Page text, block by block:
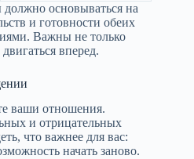
основываться на
и готовности обеих
Важны не только
вперед.
ваши отношения.
и отрицательных
что важнее для вас:
начать заново.